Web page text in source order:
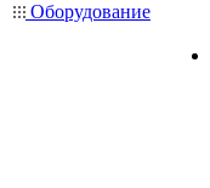
Оборудование